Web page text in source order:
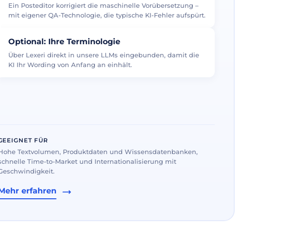
Ein Posteditor korrigiert die maschinelle Vorübersetzung –
mit eigener QA-Technologie, die typische KI-Fehler aufspürt.
Optional: Ihre Terminologie
Über Lexeri direkt in unsere LLMs eingebunden, damit die
KI Ihr Wording von Anfang an einhält.
FÜR
Textvolumen, Produktdaten und Wissensdatenbanken,
Time-to-Market und Internationalisierung mit
erfahren